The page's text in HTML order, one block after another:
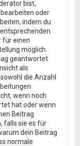
bist,
oder
indem du
für einen
möglich.
geantwortet
als
die Anzahl
wenn noch
hat oder wenn
Beitrag
falls sie es für
dein Beitrag
normale